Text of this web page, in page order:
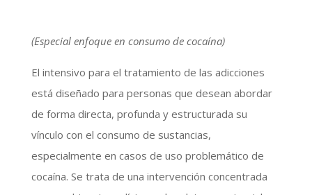
(Especial enfoque en consumo de cocaína)
El intensivo para el tratamiento de las adicciones
está diseñado para personas que desean abordar
de forma directa, profunda y estructurada su
vínculo con el consumo de sustancias,
especialmente en casos de uso problemático de
cocaína. Se trata de una intervención concentrada